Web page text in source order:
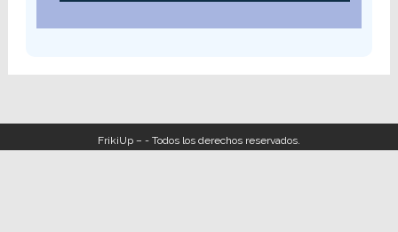
FrikiUp – - Todos los derechos reservados.